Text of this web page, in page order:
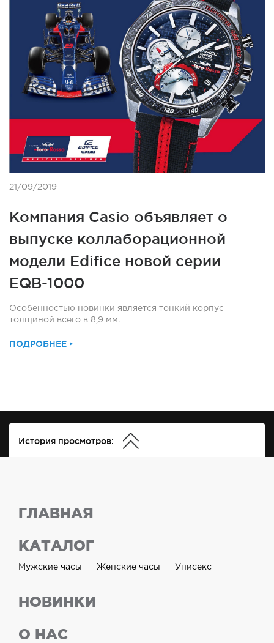
21/09/2019
Компания Casio объявляет о
выпуске коллаборационной
модели Edifice новой серии
EQB-1000
Особенностью новинки является тонкий корпус
толщиной всего в 8,9 мм.
ПОДРОБНЕЕ
История просмотров:
ГЛАВНАЯ
КАТАЛОГ
Мужские часы Женские часы Унисекс
НОВИНКИ
О НАС